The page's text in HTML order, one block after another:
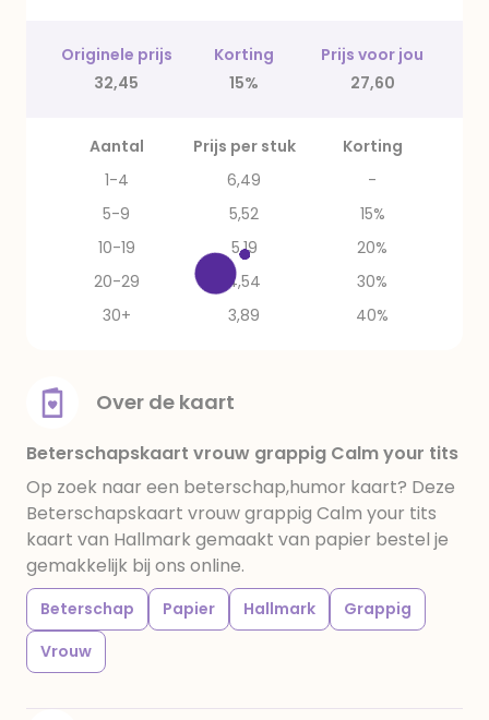
Originele prijs Korting
Prijs voor jou
32,45
15% 27,60
Aantal Prijs per stuk
Korting
1-4
6,49
-
5-9
5,52
15%
10-19
5,19
20%
20-29
4,54
30%
30+
3,89 40%
Over de kaart
Beterschapskaart vrouw grappig Calm your tits
Op zoek naar een beterschap,humor kaart? Deze
Beterschapskaart vrouw grappig Calm your tits
kaart van Hallmark gemaakt van papier bestel je
gemakkelijk bij ons online.
Beterschap Papier Hallmark
Grappig
Vrouw